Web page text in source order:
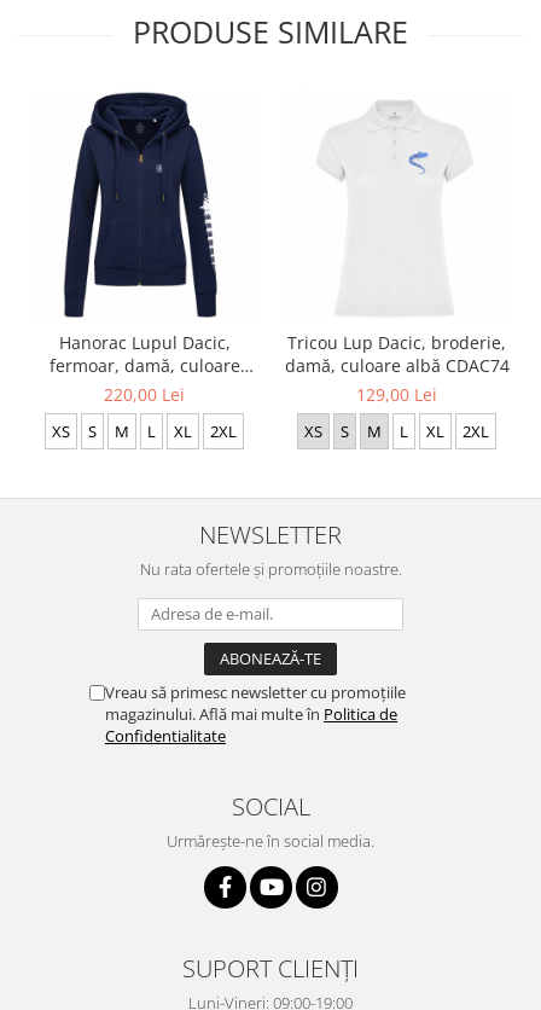
PRODUSE SIMILARE
Hanorac Lupul Dacic,
fermoar, damă, culoare
bleumarin CDAC66
220,00 Lei
XS S M L XL 2XL
Tricou Lup Dacic, broderie,
damă, culoare albă CDAC74
129,00 Lei
XS S M L XL 2XL
NEWSLETTER
Nu rata ofertele și promoțiile noastre.
Vreau să primesc newsletter cu promoțiile
magazinului. Află mai multe în Politica de
Confidentialitate
SOCIAL
Urmărește-ne în social media.
SUPORT CLIENȚI
Luni-Vineri: 09:00-19:00